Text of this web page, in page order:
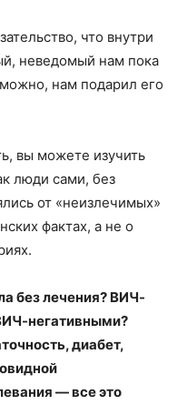
что внутри
неведомый нам пока
нам подарил его
вы можете изучить
люди сами, без
от «неизлечимых»
фактах, а не о
без лечения? ВИЧ-
негативными?
диабет,
— все это